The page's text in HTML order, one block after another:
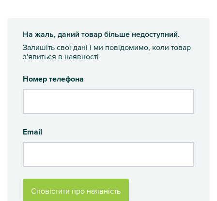
На жаль, даний товар більше недоступний.
Залишіть свої дані і ми повідомимо, коли товар
з'явиться в наявності
Номер телефона
Email
Сповістити про наявність